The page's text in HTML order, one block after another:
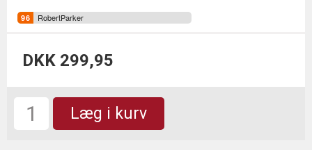
RobertParker
DKK 299,95
Læg i kurv